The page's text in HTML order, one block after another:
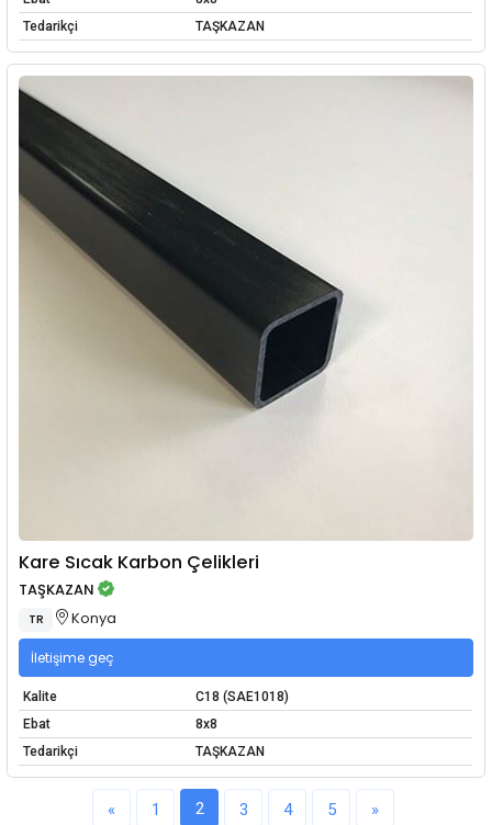
Tedarikçi
TAŞKAZAN
Kare Sıcak Karbon Çelikleri
TAŞKAZAN
TR Konya
İletişime geç
Kalite
C18 (SAE1018)
Ebat
8x8
Tedarikçi
TAŞKAZAN
« 1 2 3 4 5 »